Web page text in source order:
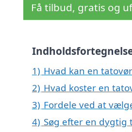
Få tilbud, gratis og
1) Hvad kan en
2) Hvad koster en
3) Fordele ved at
4) Søg efter en